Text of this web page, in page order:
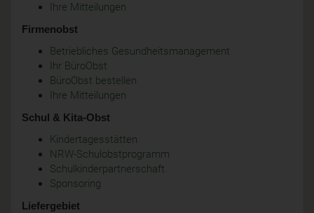
Ihre Mitteilungen
Firmenobst
Betriebliches Gesundheitsmanagement
Ihr BüroObst
BüroObst bestellen
Ihre Mitteilungen
Schul & Kita-Obst
Kindertagesstätten
NRW-Schulobstprogramm
Schulkinderpartnerschaft
Sponsoring
Liefergebiet